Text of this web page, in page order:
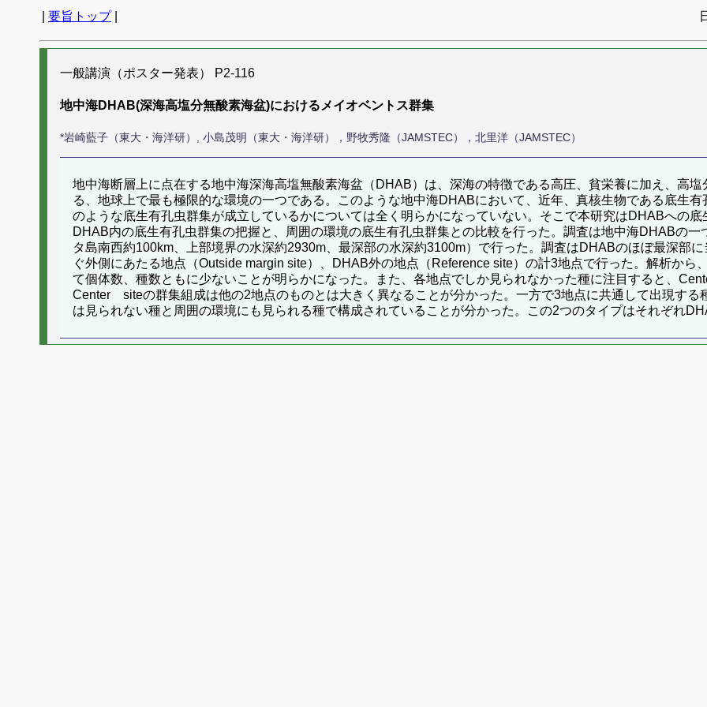
要旨トップ|
一般講演（ポスター発表） P2-116
地中海DHAB(深海高塩分無酸素海盆)におけるメイオベントス群集
*岩崎藍子（東大・海洋研）, 小島茂明（東大・海洋研），野牧秀隆（JAMSTEC），北里洋（JAMSTEC）
地中海断層上に点在する地中海深海高塩無酸素海盆（DHAB）は、深海の特徴である高圧、貧栄養に加え、高
る、地球上で最も極限的な環境の一つである。このような地中海DHABにおいて、近年、真核生物である底生
のような底生有孔虫群集が成立しているかについては全く明らかになっていない。そこで本研究はDHABへの底
DHAB内の底生有孔虫群集の把握と、周囲の環境の底生有孔虫群集との比較を行った。調査は地中海DHABの
タ島南西約100km、上部境界の水深約2930m、最深部の水深約3100m）で行った。調査はDHABのほぼ最深部
ぐ外側にあたる地点（Outside margin site）、DHAB外の地点（Reference site）の計3地点で行った。解析から
て個体数、種数ともに少ないことが明らかになった。また、各地点でしか見られなかった種に注目すると、
Center siteの群集組成は他の2地点のものとは大きく異なることが分かった。一方で3地点に共通して出現する
は見られない種と周囲の環境にも見られる種で構成されていることが分かった。この2つのタイプはそれぞれ